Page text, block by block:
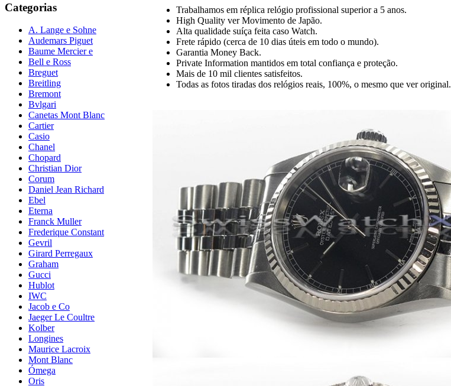
Categorias
A. Lange e Sohne
Audemars Piguet
Baume Mercier e
Bell e Ross
Breguet
Breitling
Bremont
Bvlgari
Canetas Mont Blanc
Cartier
Casio
Chanel
Chopard
Christian Dior
Corum
Daniel Jean Richard
Ebel
Eterna
Franck Muller
Frederique Constant
Gevril
Girard Perregaux
Graham
Gucci
Hublot
IWC
Jacob e Co
Jaeger Le Coultre
Kolber
Longines
Maurice Lacroix
Mont Blanc
Ómega
Oris
Trabalhamos em réplica relógio profissional superior a 5 anos.
High Quality ver Movimento de Japão.
Alta qualidade suíça feita caso Watch.
Frete rápido (cerca de 10 dias úteis em todo o mundo).
Garantia Money Back.
Private Information mantidos em total confiança e proteção.
Mais de 10 mil clientes satisfeitos.
Todas as fotos tiradas dos relógios reais, 100%, o mesmo que ver original.